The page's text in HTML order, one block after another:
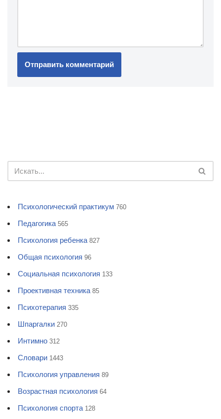
Психологический практикум 760
Педагогика 565
Психология ребенка 827
Общая психология 96
Социальная психология 133
Проективная техника 85
Психотерапия 335
Шпаргалки 270
Интимно 312
Словари 1443
Психология управления 89
Возрастная психология 64
Психология спорта 128